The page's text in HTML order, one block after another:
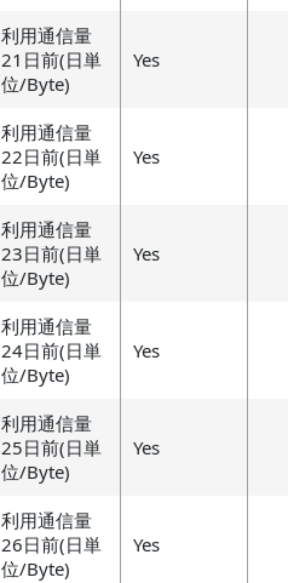
利用通信量
21日前(日単
位/Byte)
Yes
利用通信量
22日前(日単
位/Byte)
Yes
利用通信量
23日前(日単
位/Byte)
Yes
利用通信量
24日前(日単
位/Byte)
Yes
利用通信量
25日前(日単
位/Byte)
Yes
利用通信量
26日前(日単
位/Byte)
Yes